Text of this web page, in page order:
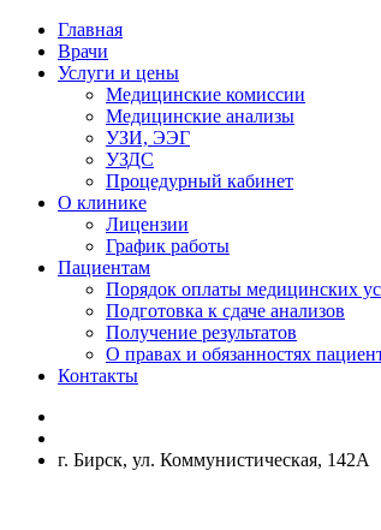
Главная
Врачи
Услуги и цены
Медицинские комиссии
Медицинские анализы
УЗИ, ЭЭГ
УЗДС
Процедурный кабинет
О клинике
Лицензии
График работы
Пациентам
Порядок оплаты медицинских
Подготовка к сдаче анализов
Получение результатов
О правах и обязанностях
Контакты
г. Бирск, ул. Коммунистическая, 142А